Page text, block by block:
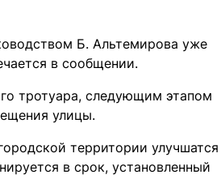
Б. Альтемирова уже
в сообщении.
тротуара, следующим этапом
улицы.
территории улучшатся
в срок, установленный